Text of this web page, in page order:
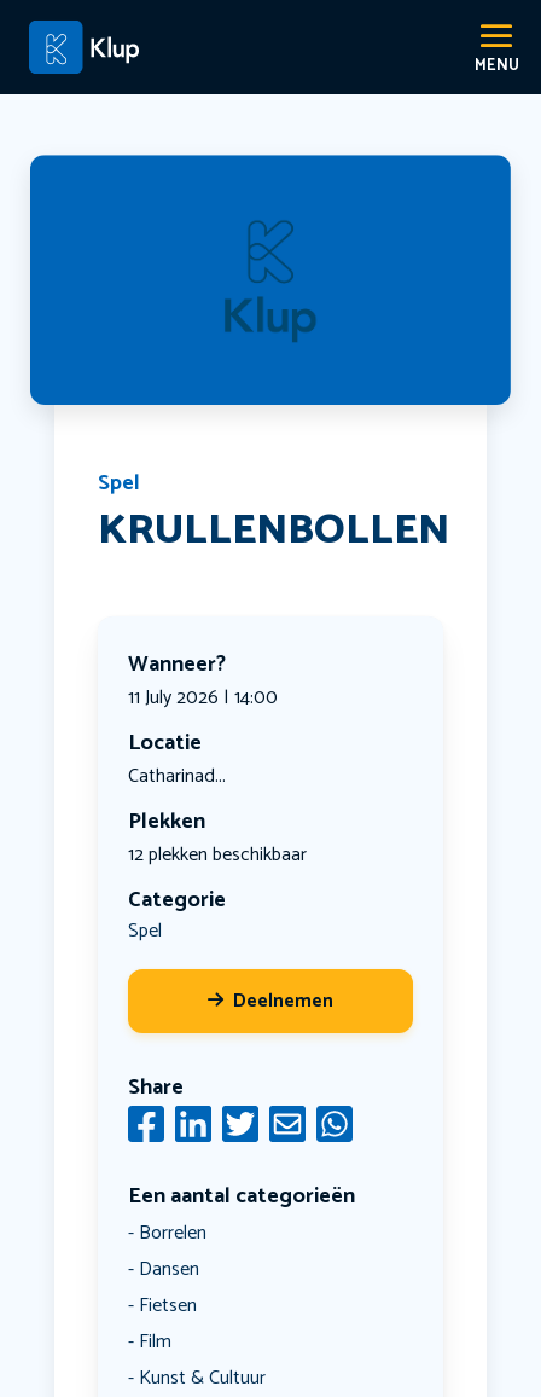
Spel
KRULLENBOLLEN
Wanneer?
11 July 2026 | 14:00
Locatie
Catharinad...
Plekken
12 plekken beschikbaar
Categorie
Spel
Deelnemen
Share
Een aantal categorieën
Borrelen
Dansen
Fietsen
Film
Kunst & Cultuur